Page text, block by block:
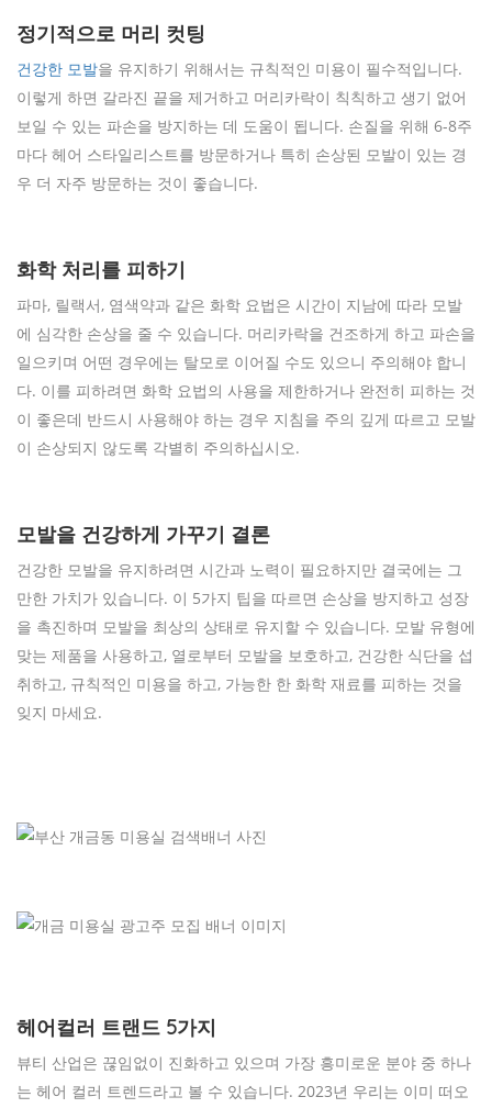
정기적으로 머리 컷팅
건강한 모발을 유지하기 위해서는 규칙적인 미용이 필수적입니다.
이렇게 하면 갈라진 끝을 제거하고 머리카락이 칙칙하고 생기 없어
보일 수 있는 파손을 방지하는 데 도움이 됩니다. 손질을 위해 6-8주
마다 헤어 스타일리스트를 방문하거나 특히 손상된 모발이 있는 경
우 더 자주 방문하는 것이 좋습니다.
화학 처리를 피하기
파마, 릴랙서, 염색약과 같은 화학 요법은 시간이 지남에 따라 모발
에 심각한 손상을 줄 수 있습니다. 머리카락을 건조하게 하고 파손을
일으키며 어떤 경우에는 탈모로 이어질 수도 있으니 주의해야 합니
다. 이를 피하려면 화학 요법의 사용을 제한하거나 완전히 피하는 것
이 좋은데 반드시 사용해야 하는 경우 지침을 주의 깊게 따르고 모발
이 손상되지 않도록 각별히 주의하십시오.
모발을 건강하게 가꾸기 결론
건강한 모발을 유지하려면 시간과 노력이 필요하지만 결국에는 그
만한 가치가 있습니다. 이 5가지 팁을 따르면 손상을 방지하고 성장
을 촉진하며 모발을 최상의 상태로 유지할 수 있습니다. 모발 유형에
맞는 제품을 사용하고, 열로부터 모발을 보호하고, 건강한 식단을 섭
취하고, 규칙적인 미용을 하고, 가능한 한 화학 재료를 피하는 것을
잊지 마세요.
헤어컬러 트랜드 5가지
뷰티 산업은 끊임없이 진화하고 있으며 가장 흥미로운 분야 중 하나
는 헤어 컬러 트렌드라고 볼 수 있습니다. 2023년 우리는 이미 떠오